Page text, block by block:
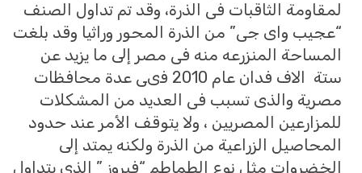
لمقاومة الثاقبات فى الذرة، وقد تم تداول الصنف
“عجيب واى جى” من الذرة المحور وراثيا وقد بلغت
المساحة المنزرعه منه فى مصر إلى ما يزيد عن
ستة الاف فدان عام 2010 فىى عدة محافظات
مصرية والذى تسبب فى العديد من المشكلات
للمزارعين المصريين ، ولا يتوقف الأمر عند حدود
المحاصيل الزراعية من الذرة ولكنه يمتد إلى
الخضروات مثل نوع الطماطم “فيروز ” الذى يتداول